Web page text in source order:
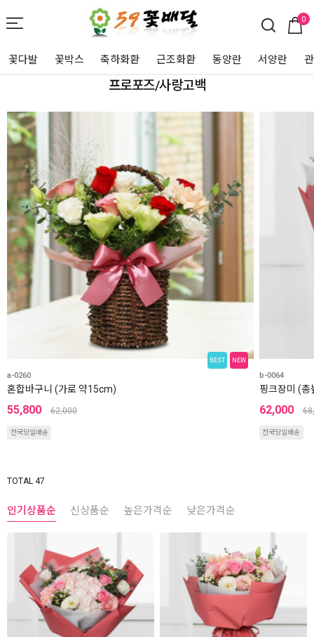
0
꽃다발 꽃박스 축하화환 근조화환 동양란 서양란
프로포즈/사랑고백
BEST NEW
a-0260
혼합바구니 (가로 약15cm)
55,800 62,000
전국당일배송
b-0064
핑크장미 (
62,000
전국당일배송
TOTAL 47
인기상품순 신상품순 높은가격순 낮은가격순